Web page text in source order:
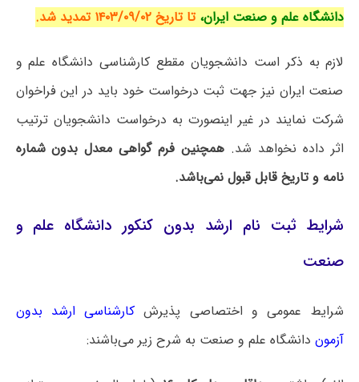
دانشگاه علم و صنعت ایران،تا تاریخ ۱۴۰۳/۰۹/۰۲ تمدید شد.
لازم به ذکر است دانشجویان مقطع کارشناسی دانشگاه علم و
صنعت ایران نیز جهت ثبت درخواست خود باید در این فراخوان
شرکت نمایند در غیر اینصورت به درخواست دانشجویان ترتیب
اثر داده نخواهد شد.همچنین فرم گواهی معدل بدون شماره
نامه و تاریخ قابل قبول نمی‌باشد.
شرایط ثبت نام ارشد بدون کنکور دانشگاه علم و
صنعت
شرایط عمومی و اختصاصی پذیرش کارشناسی ارشد بدون
آزمون دانشگاه ‌علم و صنعت به شرح زیر می‌باشند: